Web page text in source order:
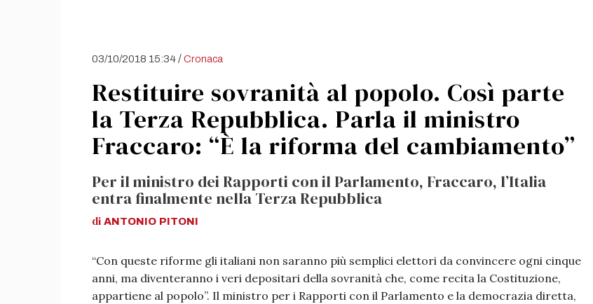
03/10/2018 15:34/Cronaca
Restituire sovranità al popolo. Così parte
la Terza Repubblica. Parla il ministro
Fraccaro: “È la riforma del cambiamento”
Per il ministro dei Rapporti con il Parlamento, Fraccaro, l’Italia
entra finalmente nella Terza Repubblica
di ANTONIO PITONI
“Con queste riforme gli italiani non saranno più semplici elettori da convincere ogni cinque
anni, ma diventeranno i veri depositari della sovranità che, come recita la Costituzione,
appartiene al popolo”. Il ministro per i Rapporti con il Parlamento e la democrazia diretta,